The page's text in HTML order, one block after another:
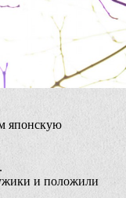
японскую
и положили